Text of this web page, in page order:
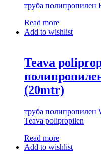
труба полипропилен
Read more
Add to wishlist
Teava
(20mtr)
труба полипропилен
Teava polipropilen
Read more
Add to wishlist